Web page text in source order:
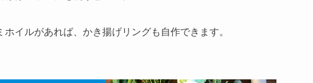
イルがあれば、かき揚げリングも自作できます。